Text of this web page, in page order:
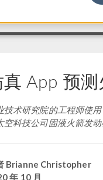
App 预
技术研究院的工程师使用
空科技公司固液火箭发
Brianne Christopher
年 10 月